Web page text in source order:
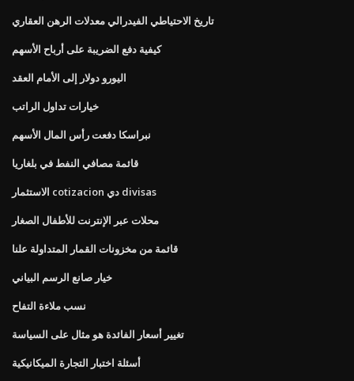
تاريخ الاحتياطي الفيدرالي معدلات الرهن العقاري
كيفية دفع الضريبة على أرباح الأسهم
اليورو دولار إلى الأمام العقد
خيارات تداول الراتب
نبراسكا دفعت رأس المال الأسهم
قائمة مصافي النفط في بلغاريا
الاستثمار cotizacion دي divisas
محلات عبر الإنترنت للأطفال الصغار
قائمة من مخزونات القمار المتداولة علنا
خيار صانع الرسم البياني
نسب ملاءة التفاح
تغيير أسعار الفائدة هو مثال على السياسة
أسئلة اختبار التجارة الميكانيكية